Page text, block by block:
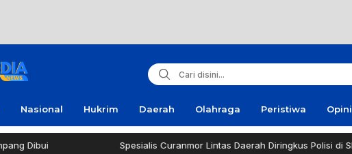
Nasional Hukrim Daerah Olahraga Peristiwa Opini
Spesialis Curanmor Lintas Daerah Diringkus Polisi di SPBU Suramadu